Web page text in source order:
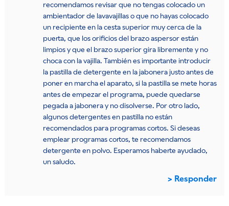
recomendamos revisar que no tengas colocado un
ambientador de lavavajillas o que no hayas colocado
un recipiente en la cesta superior muy cerca de la
puerta, que los orificios del brazo aspersor están
limpios y que el brazo superior gira libremente y no
choca con la vajilla. También es importante introducir
la pastilla de detergente en la jabonera justo antes de
poner en marcha el aparato, si la pastilla se mete horas
antes de empezar el programa, puede quedarse
pegada a jabonera y no disolverse. Por otro lado,
algunos detergentes en pastilla no están
recomendados para programas cortos. Si deseas
emplear programas cortos, te recomendamos
detergente en polvo. Esperamos haberte ayudado,
un saludo.
Responder